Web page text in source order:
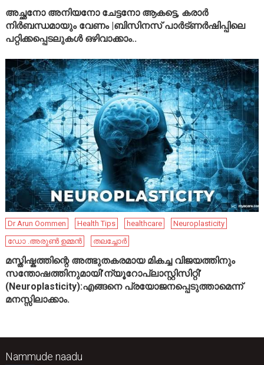
അച്ഛനോ അനിയനോ ചേട്ടനോ ആകട്ടെ, കരാർ
നിർബന്ധമായും വേണം |ബിസിനസ് പാർട്ണർഷിപ്പിലെ
പറ്റിക്കപ്പെടലുകൾ ഒഴിവാക്കാം..
Dr Arun Oommen Health Tips healthcare
Neuroplasticity
ഡോ .അരുൺ ഉമ്മൻ
തലച്ചോർ
മസ്തിഷ്കത്തിന്റെ അത്ഭുതകരമായ മികച്ച വിജയത്തിനും
സന്തോഷത്തിനുമായി’ന്യൂറോപ്ലാസ്റ്റിസിറ്റി’
(Neuroplasticity):എങ്ങനെ പ്രയോജനപ്പെടുത്താമെന്ന്
മനസ്സിലാക്കാം.
Nammude naadu